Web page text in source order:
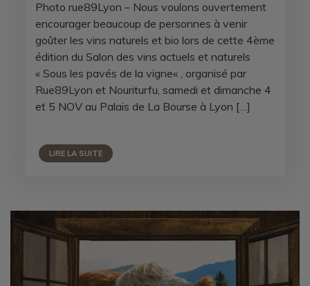
Photo rue89Lyon – Nous voulons ouvertement
encourager beaucoup de personnes à venir
goûter les vins naturels et bio lors de cette 4ème
édition du Salon des vins actuels et naturels
« Sous les pavés de la vigne« , organisé par
Rue89Lyon et Nouriturfu, samedi et dimanche 4
et 5 NOV au Palais de La Bourse à Lyon […]
LIRE LA SUITE